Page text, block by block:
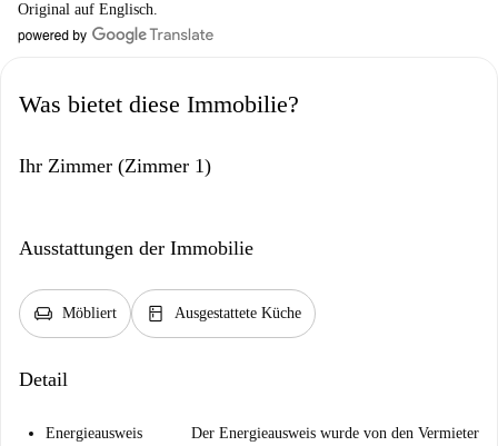
Original auf Englisch.
Was bietet diese Immobilie?
Ihr Zimmer (Zimmer 1)
Ausstattungen der Immobilie
chair Möbliert kitchen Ausgestattete Küche
Detail
Energieausweis
Der Energieausweis wurde von den Vermieter